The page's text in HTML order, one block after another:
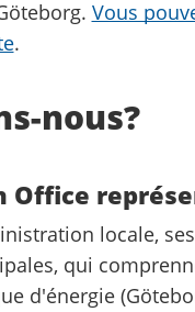
Vous
.
nous?
Office
locale,
qui
d'énergie